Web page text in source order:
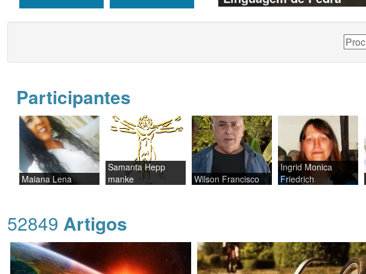
Participantes
Maiana Lena
Samanta Hepp
manke
Wilson Francisco
Ingrid Monica
Friedrich
52849 Artigos